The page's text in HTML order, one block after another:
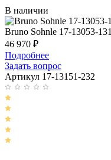
В наличии
Bruno Sohnle 17-13053-131
46 970 ₽
Подробнее
Задать вопрос
Артикул 17-13151-232